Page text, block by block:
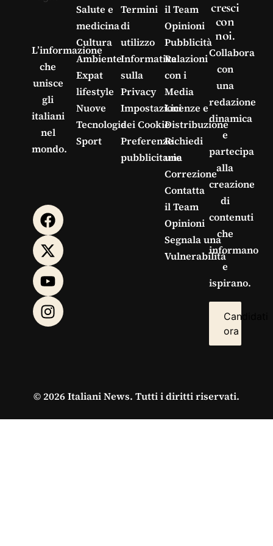
L’informazione
che
unisce
gli
italiani
nel
mondo.
Salute e
medicina
Cultura
Ambiente
Expat
lifestyle
Nuove
Tecnologie
Sport
Termini
di
utilizzo
Informativa
sulla
Privacy
Impostazioni
dei Cookie
Preferenze
pubblicitarie
il Team
Opinioni
Pubblicità
Relazioni
con i
Media
Licenze e
Distribuzione
Richiedi
una
Correzione
Contatta
il Team
Opinioni
Segnala una
Vulnerabilità
cresci
con
noi.
Collabora
con
una
redazione
dinamica
e
partecipa
alla
creazione
di
contenuti
che
informano
e
ispirano.
Candidati
ora
© 2026 Italiani News. Tutti i diritti riservati.